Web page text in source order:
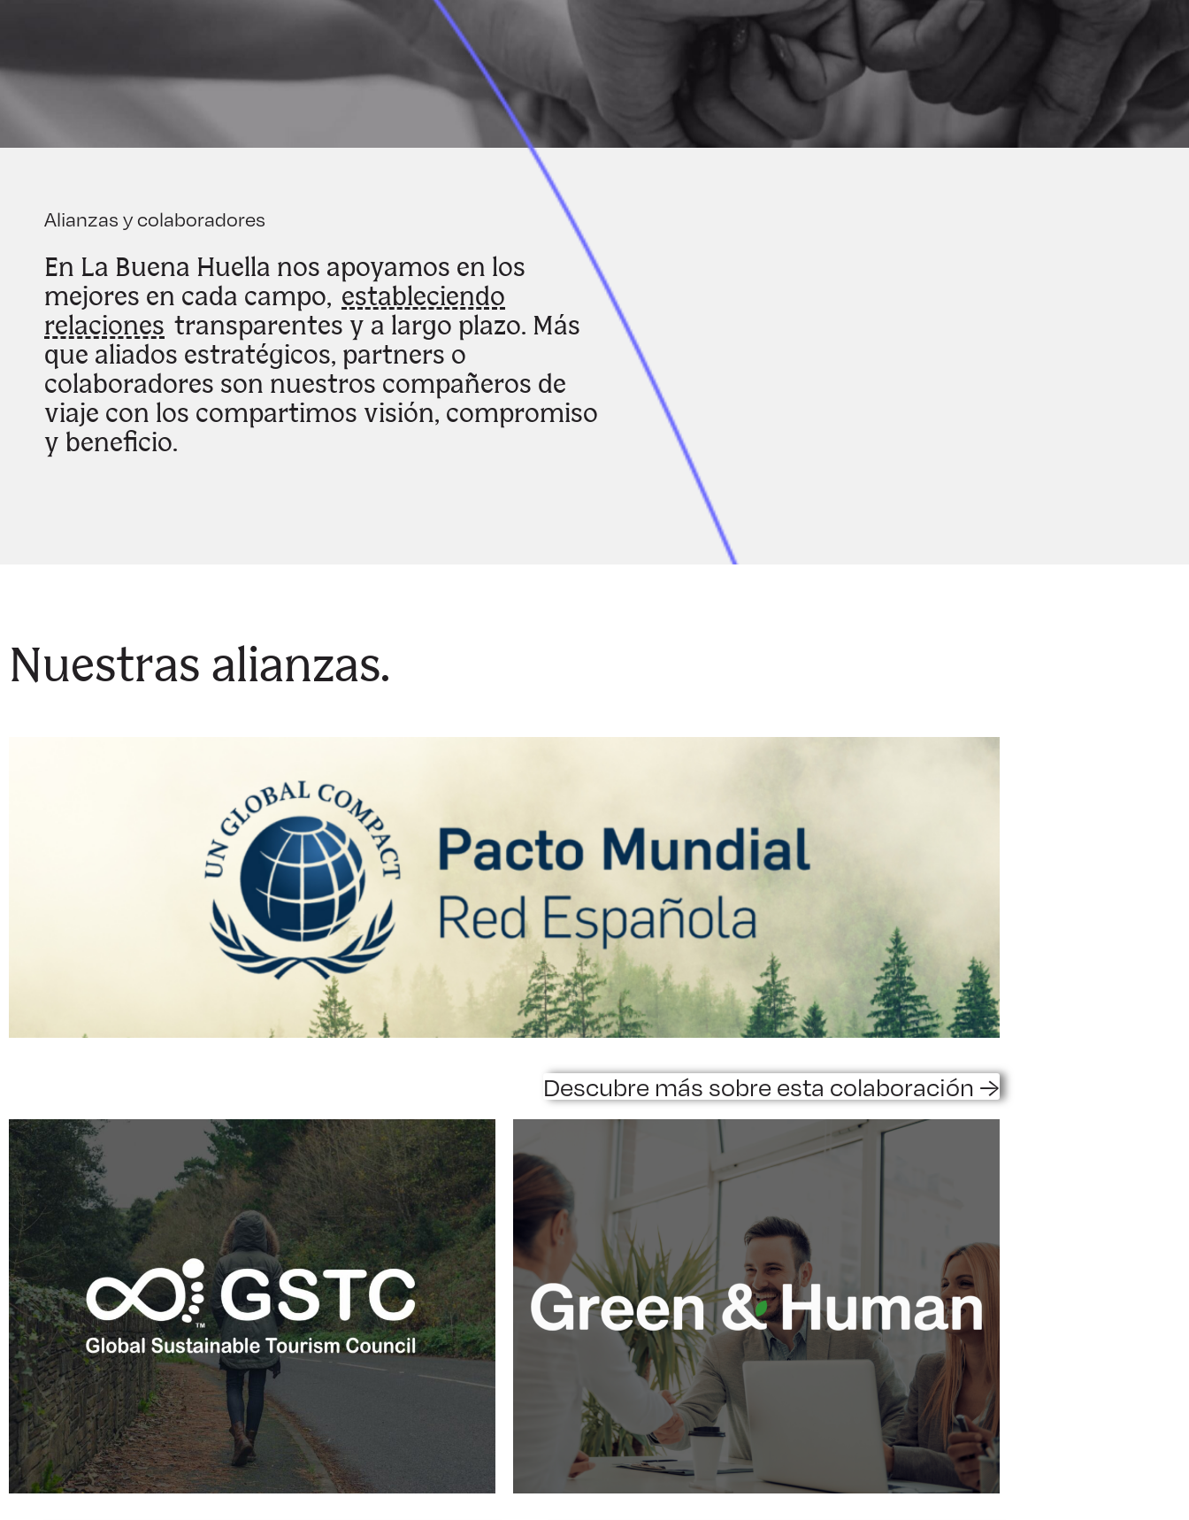
Alianzas y colaboradores
En La Buena Huella nos apoyamos en los
mejores en cada campo, estableciendo
relaciones transparentes y a largo plazo. Más
que aliados estratégicos, partners o
colaboradores son nuestros compañeros de
viaje con los compartimos visión, compromiso
y beneficio.
Nuestras alianzas.
Descubre más sobre esta colaboración →